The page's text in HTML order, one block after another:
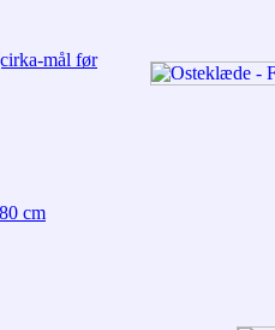
mål før
cm